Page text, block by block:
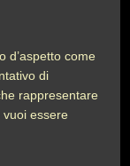
d’aspetto come
di
rappresentare
essere